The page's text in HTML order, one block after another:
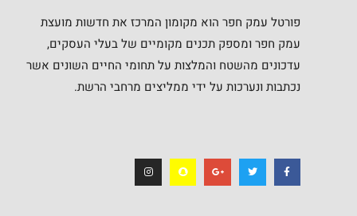
פורטל עמק חפר הוא מקומון המרכז את חדשות מועצת
עמק חפר ומספק תכנים מקומיים של בעלי העסקים,
עדכונים מהשטח והמלצות על תחומי החיים השונים אשר
נכתבות ונערכות על ידי ממליצים מרחבי הרשת.